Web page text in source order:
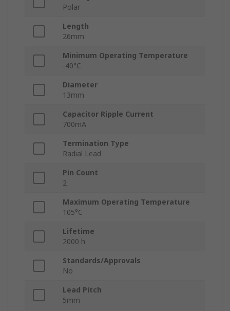
Polar
Length
26mm
Minimum Operating Temperature
-40°C
Diameter
13mm
Capacitor Ripple Current
700mA
Termination Type
Radial Lead
Pin Count
2
Maximum Operating Temperature
105°C
Lifetime
2000 h
Standards/Approvals
No
Lead Pitch
5mm